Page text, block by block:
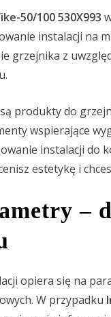
50/100 530X993
instalacji na
grzejnika z
produkty do
wspierające
instalacji do
estetykę i
–
opiera się na
W przypadku